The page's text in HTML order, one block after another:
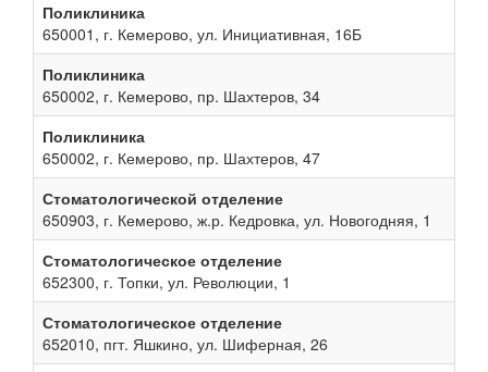
Поликлиника
650001, г. Кемерово, ул. Инициативная, 16Б
Поликлиника
650002, г. Кемерово, пр. Шахтеров, 34
Поликлиника
650002, г. Кемерово, пр. Шахтеров, 47
Стоматологической отделение
650903, г. Кемерово, ж.р. Кедровка, ул. Новогодняя, 1
Стоматологическое отделение
652300, г. Топки, ул. Революции, 1
Стоматологическое отделение
652010, пгт. Яшкино, ул. Шиферная, 26